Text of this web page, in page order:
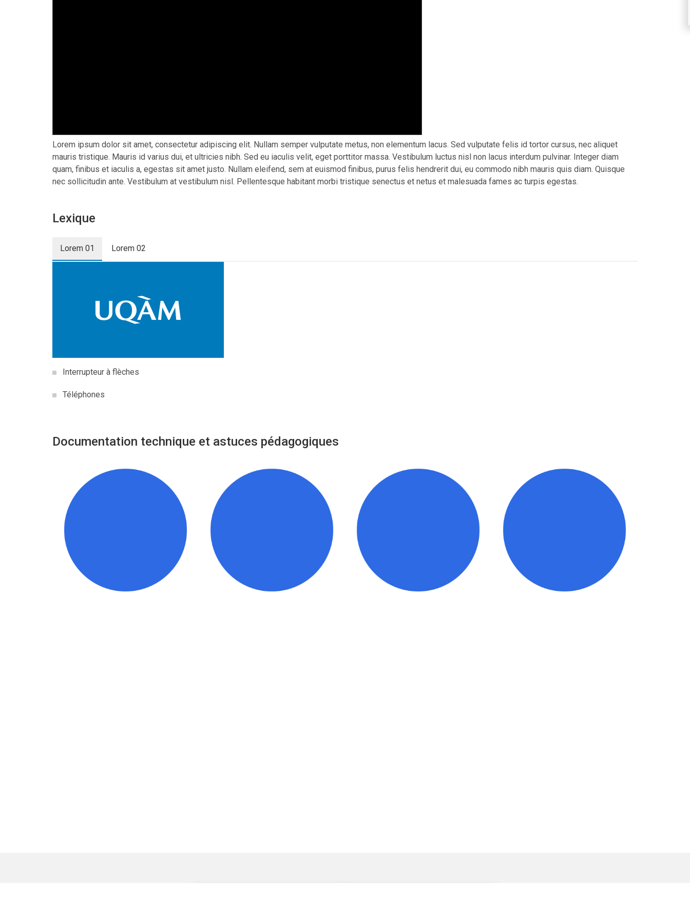
Lorem ipsum dolor sit amet, consectetur adipiscing elit. Nullam semper vulputate metus, non elementum lacus. Sed vulputate felis id tortor cursus, nec aliquet
mauris tristique. Mauris id varius dui, et ultricies nibh. Sed eu iaculis velit, eget porttitor massa. Vestibulum luctus nisl non lacus interdum pulvinar. Integer diam
quam, finibus et iaculis a, egestas sit amet justo. Nullam eleifend, sem at euismod finibus, purus felis hendrerit dui, eu commodo nibh mauris quis diam. Quisque
nec sollicitudin ante. Vestibulum at vestibulum nisl. Pellentesque habitant morbi tristique senectus et netus et malesuada fames ac turpis egestas.
Lexique
Lorem 01 Lorem 02
Interrupteur à flèches
Téléphones
Documentation technique et astuces pédagogiques